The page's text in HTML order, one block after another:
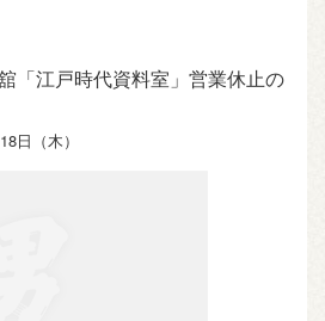
「江戸時代資料室」営業休止の
日（木）